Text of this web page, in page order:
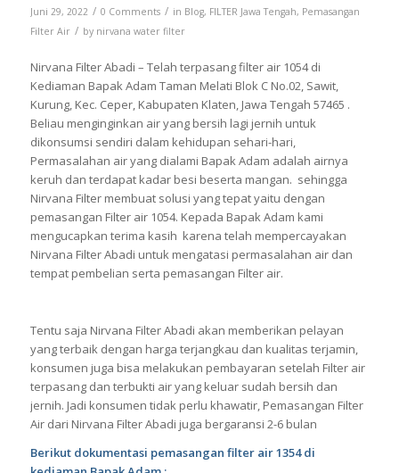
Juni 29, 2022 / 0 Comments / in Blog, FILTER Jawa Tengah, Pemasangan
Filter Air / by nirvana water filter
Nirvana Filter Abadi – Telah terpasang filter air 1054 di
Kediaman Bapak Adam Taman Melati Blok C No.02, Sawit,
Kurung, Kec. Ceper, Kabupaten Klaten, Jawa Tengah 57465 .
Beliau menginginkan air yang bersih lagi jernih untuk
dikonsumsi sendiri dalam kehidupan sehari-hari,
Permasalahan air yang dialami Bapak Adam adalah airnya
keruh dan terdapat kadar besi beserta mangan. sehingga
Nirvana Filter membuat solusi yang tepat yaitu dengan
pemasangan Filter air 1054. Kepada Bapak Adam kami
mengucapkan terima kasih karena telah mempercayakan
Nirvana Filter Abadi untuk mengatasi permasalahan air dan
tempat pembelian serta pemasangan Filter air.
Tentu saja Nirvana Filter Abadi akan memberikan pelayan
yang terbaik dengan harga terjangkau dan kualitas terjamin,
konsumen juga bisa melakukan pembayaran setelah Filter air
terpasang dan terbukti air yang keluar sudah bersih dan
jernih. Jadi konsumen tidak perlu khawatir, Pemasangan Filter
Air dari Nirvana Filter Abadi juga bergaransi 2-6 bulan
Berikut dokumentasi pemasangan filter air 1354 di